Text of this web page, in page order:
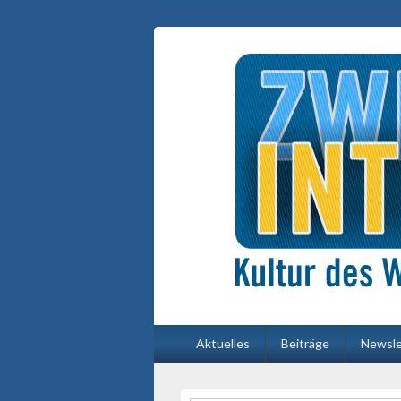
Primäres
Menü
Aktuelles Beiträge